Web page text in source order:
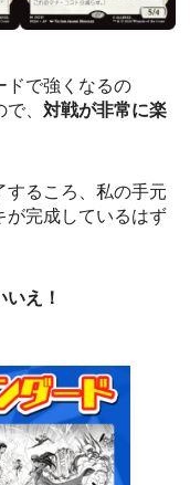
ドで強くなるの
で、対戦が非常に楽
するころ、私の手元
が完成しているはず
いえ！